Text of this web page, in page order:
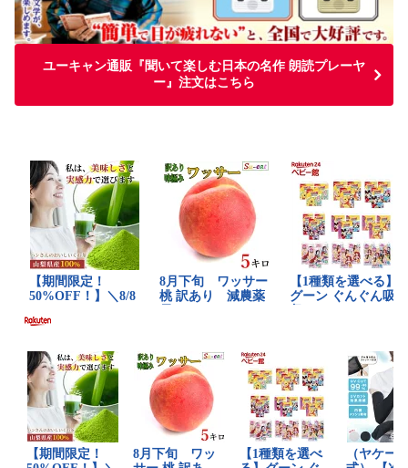
ユーキャン通販『聞いて楽しむ日本の名作 朗読プレーヤ
ー』注文はこちら